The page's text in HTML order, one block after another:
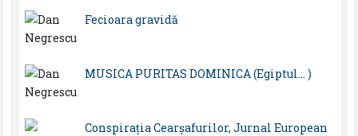
Fecioara gravidă
MUSICA PURITAS DOMINICA (Egiptul… )
Conspirația Cearșafurilor, Jurnal European